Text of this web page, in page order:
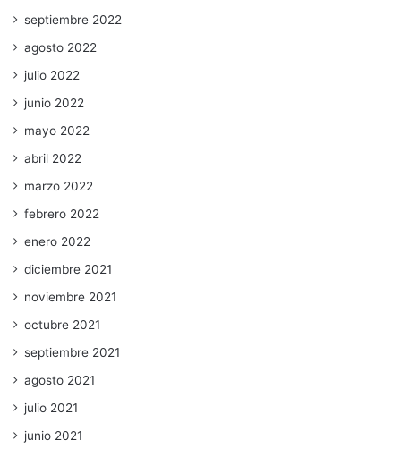
septiembre 2022
agosto 2022
julio 2022
junio 2022
mayo 2022
abril 2022
marzo 2022
febrero 2022
enero 2022
diciembre 2021
noviembre 2021
octubre 2021
septiembre 2021
agosto 2021
julio 2021
junio 2021